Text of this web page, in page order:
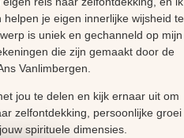
je eigen innerlijke wijsheid te
is uniek en gechanneld op mijn
die zijn gemaakt door de
Vanlimbergen.
jou te delen en kijk ernaar uit om
zelfontdekking, persoonlijke groei
spirituele dimensies.